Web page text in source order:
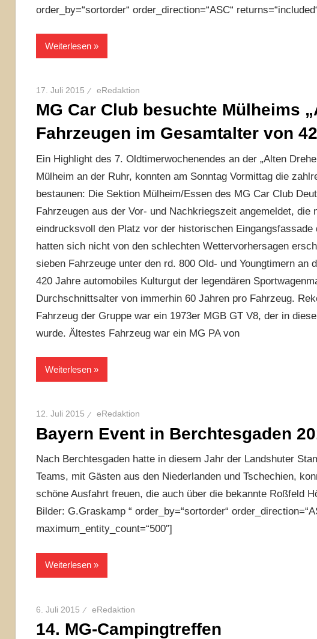
order_by=“sortorder“ order_direction=“ASC“
Weiterlesen
17. Juli 2015 eRedaktion
MG Car Club besuchte Mülheims
Fahrzeugen im Gesamtalter von
Ein Highlight des 7. Oldtimerwochenendes an der „Alten
Mülheim an der Ruhr, konnten am Sonntag Vormittag die
bestaunen: Die Sektion Mülheim/Essen des MG Car Club
Fahrzeugen aus der Vor- und Nachkriegszeit angemeldet, die
eindrucksvoll den Platz vor der historischen Eingangsfassade
hatten sich nicht von den schlechten Wettervorhersagen
sieben Fahrzeuge unter den rd. 800 Old- und Youngtimern
420 Jahre automobiles Kulturgut der legendären
Durchschnittsalter von immerhin 60 Jahren pro Fahrzeug.
Fahrzeug der Gruppe war ein 1973er MGB GT V8, der in
wurde. Ältestes Fahrzeug war ein MG PA von
Weiterlesen
12. Juli 2015 eRedaktion
Bayern Event in Berchtesgaden
Nach Berchtesgaden hatte in diesem Jahr der Landshuter
Teams, mit Gästen aus den Niederlanden und Tschechien,
schöne Ausfahrt freuen, die auch über die bekannte Roßfeld
Bilder: G.Graskamp “ order_by=“sortorder“
maximum_entity_count=“500″]
Weiterlesen
6. Juli 2015 eRedaktion
14. MG-Campingtreffen